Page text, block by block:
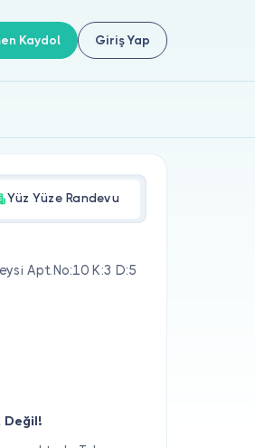
Kaydol Giriş Yap
Yüz Yüze Randevu
Apt.No:10 K:3 D:5
Değil!